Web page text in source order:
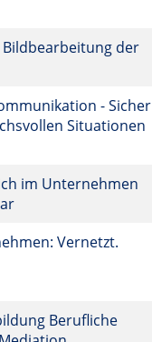
der
- Sicher
Situationen
im Unternehmen
Vernetzt.
Berufliche